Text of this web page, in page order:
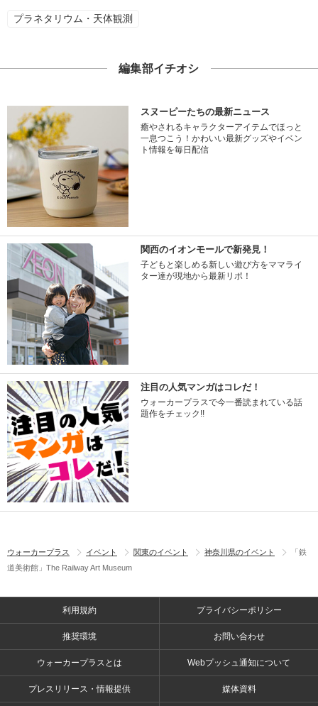
プラネタリウム・天体観測
編集部イチオシ
スヌーピーたちの最新ニュース
癒やされるキャラクターアイテムでほっと
一息つこう！かわいい最新グッズやイベン
ト情報を毎日配信
関西のイオンモールで新発見！
子どもと楽しめる新しい遊び方をママライ
ター達が現地から最新リポ！
注目の人気マンガはコレだ！
ウォーカープラスで今一番読まれている話
題作をチェック!!
ウォーカープラス イベント 関東のイベント 神奈川県のイベント
「鉄
道美術館」The Railway Art Museum
利用規約 プライバシーポリシー
推奨環境 お問い合わせ
ウォーカープラスとは Webプッシュ通知について
プレスリリース・情報提供 媒体資料